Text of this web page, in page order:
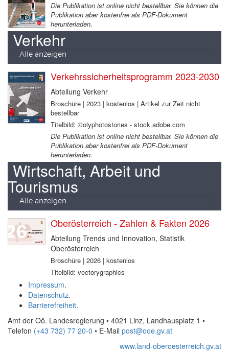
Die Publikation ist online nicht bestellbar. Sie können die
Publikation aber kostenfrei als PDF-Dokument
herunterladen.
Verkehr
Alle anzeigen
Verkehrssicherheitsprogramm 2023-2030
Abteilung Verkehr
Broschüre | 2023 | kostenlos | Artikel zur Zeit nicht
bestellbar
Titelbild: ©olyphotostories - stock.adobe.com
Die Publikation ist online nicht bestellbar. Sie können die
Publikation aber kostenfrei als PDF-Dokument
herunterladen.
Wirtschaft, Arbeit und
Tourismus
Alle anzeigen
Oberösterreich - Zahlen & Fakten 2026
Abteilung Trends und Innovation, Statistik
Oberösterreich
Broschüre | 2026 | kostenlos
Titelbild: vectorygraphics
Impressum.
Datenschutz.
Barrierefreiheit.
Amt der Oö. Landesregierung • 4021 Linz, Landhausplatz 1 •
Telefon (+43 732) 77 20-0 • E-Mail post@ooe.gv.at
www.land-oberoesterreich.gv.at